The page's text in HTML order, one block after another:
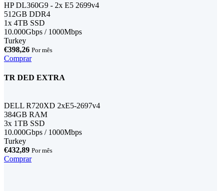
HP DL360G9 - 2x E5 2699v4
512GB DDR4
1x 4TB SSD
10.000Gbps / 1000Mbps
Turkey
€398,26 Por mês
Comprar
TR DED EXTRA
DELL R720XD 2xE5-2697v4
384GB RAM
3x 1TB SSD
10.000Gbps / 1000Mbps
Turkey
€432,89 Por mês
Comprar